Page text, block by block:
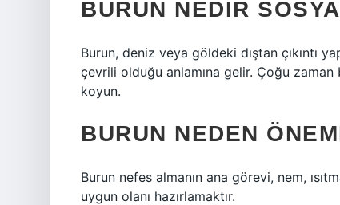
BURUN NEDIR
Burun, deniz veya göldeki dıştan çıkıntı
çevrili olduğu anlamına gelir. Çoğu
koyun.
BURUN NEDEN
Burun nefes almanın ana görevi, nem,
uygun olanı hazırlamaktır.